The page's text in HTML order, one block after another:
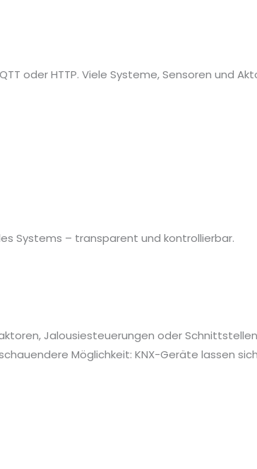
oder HTTP. Viele Systeme, Sensoren und
Systems – transparent und kontrollierbar.
Jalousiesteuerungen oder
Möglichkeit: KNX-Geräte lassen sich